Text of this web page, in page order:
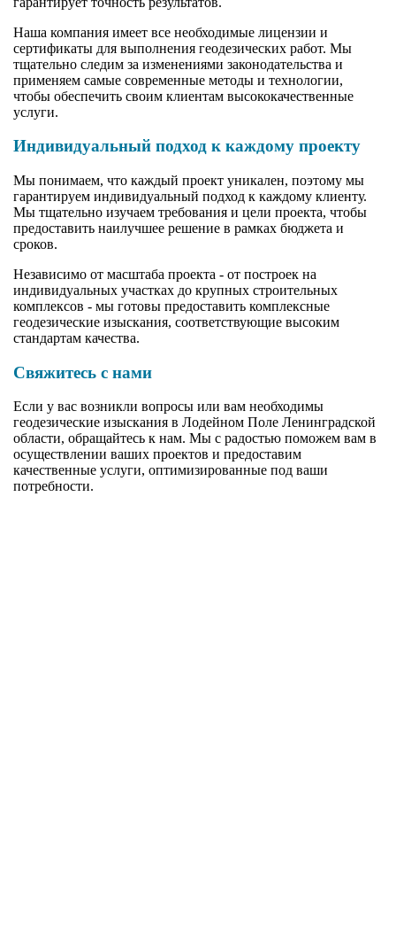
Наша компания имеет все необходимые лицензии и
сертификаты для выполнения геодезических работ. Мы
тщательно следим за изменениями законодательства и
применяем самые современные методы и технологии,
чтобы обеспечить своим клиентам высококачественные
услуги.
Индивидуальный подход к каждому проекту
Мы понимаем, что каждый проект уникален, поэтому мы
гарантируем индивидуальный подход к каждому клиенту.
Мы тщательно изучаем требования и цели проекта, чтобы
предоставить наилучшее решение в рамках бюджета и
сроков.
Независимо от масштаба проекта - от построек на
индивидуальных участках до крупных строительных
комплексов - мы готовы предоставить комплексные
геодезические изыскания, соответствующие высоким
стандартам качества.
Свяжитесь с нами
Если у вас возникли вопросы или вам необходимы
геодезические изыскания в Лодейном Поле Ленинградской
области, обращайтесь к нам. Мы с радостью поможем вам в
осуществлении ваших проектов и предоставим
качественные услуги, оптимизированные под ваши
потребности.